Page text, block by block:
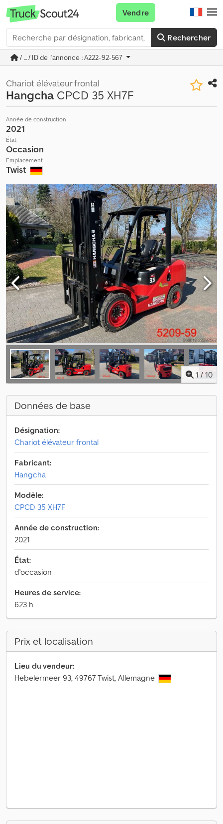
Rechercher
Vendre
/ ... / ID de l'annonce : A222-92-567
Chariot élévateur frontal
Hangcha CPCD 35 XH7F
Année de construction
2021
État
Occasion
Emplacement
Twist
1 / 10
Données de base
Désignation:
Chariot élévateur frontal
Fabricant:
Hangcha
Modèle:
CPCD 35 XH7F
Année de construction:
2021
État:
d'occasion
Heures de service:
623 h
Prix et localisation
Lieu du vendeur:
Hebelermeer 93, 49767 Twist, Allemagne